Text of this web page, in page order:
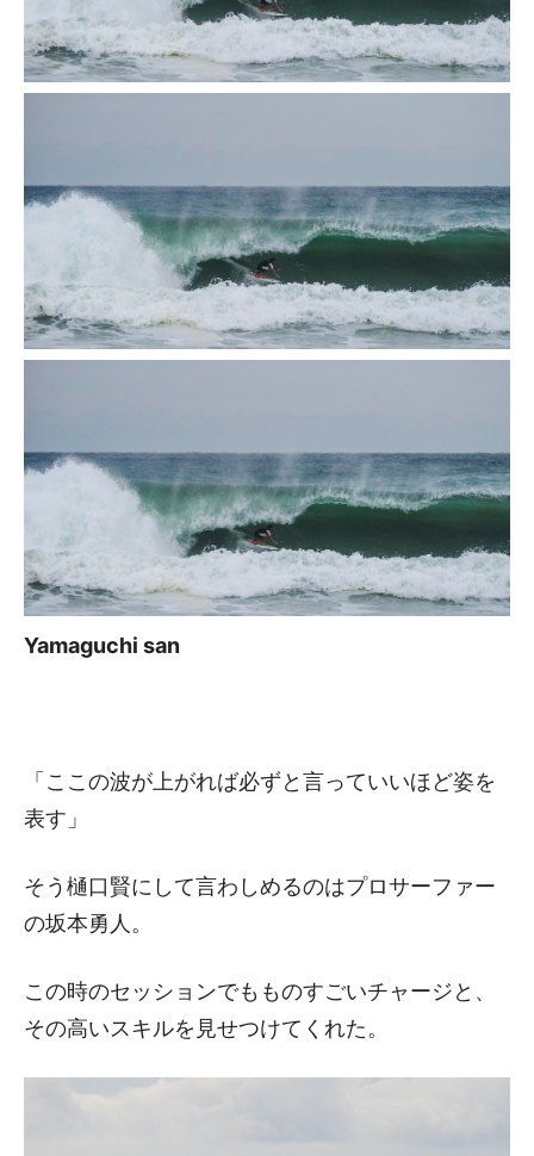
Yamaguchi san
「ここの波が上がれば必ずと言っていいほど姿を
表す」
そう樋口賢にして言わしめるのはプロサーファー
の坂本勇人。
この時のセッションでもものすごいチャージと、
その高いスキルを見せつけてくれた。